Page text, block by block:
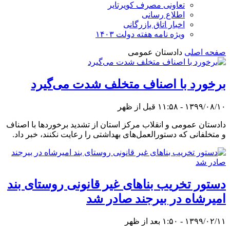
تعاونی مصرف کویرتایر
اطلاع رسانی
اخبار اتاق بازرگانی
ویژه نامه هفته دولت ۱۴۰۳
صفحه اصلی دادستان عمومی
برخورد با اصناف متخلف شدت می‌گیرد
۱۳۹۹/۰۸/۱۰ - ۱۱:۵۸ قبل از ظهر
دادستان عمومی و انقلاب مرکز استان از تشدید برخورد‌ها با اصناف
و متخلفانی که دستورالعمل‌های بهداشتی را رعایت نکنند، خبر داد.
دستور تخریب بناهای غیر قانونی روستای بند
امیرشاه در بیرجند صادر شد
۱۳۹۹/۰۲/۱۱ - ۱:۵۰ بعد از ظهر